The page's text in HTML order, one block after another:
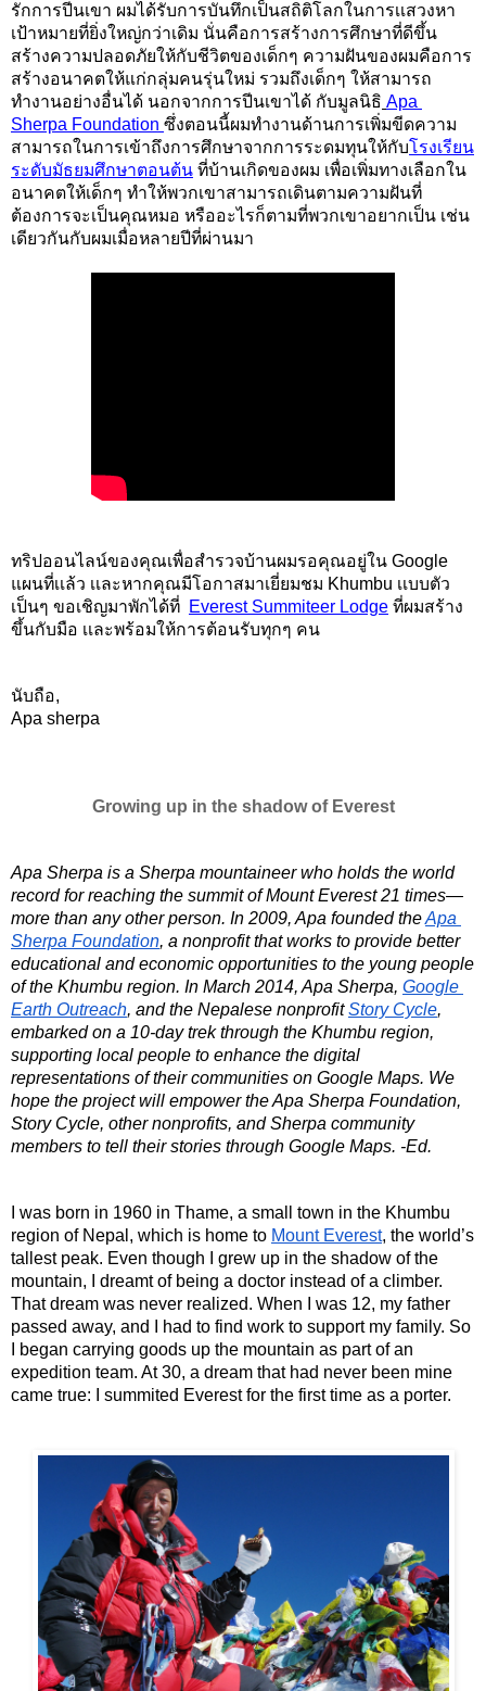
รักการปีนเขา ผมได้รับการบันทึกเป็นสถิติโลกในการเเสวงหา
เป้าหมายที่ยิ่งใหญ่กว่าเดิม นั่นคือการสร้างการศึกษาที่ดีขึ้น
สร้างความปลอดภัยให้กับชีวิตของเด็กๆ ความฝันของผมคือการ
สร้างอนาคตให้แก่กลุ่มคนรุ่นใหม่ รวมถึงเด็กๆ ให้สามารถ
ทำงานอย่างอื่นได้ นอกจากการปีนเขาได้ กับมูลนิธิ Apa
Sherpa Foundation ซึ่งตอนนี้ผมทำงานด้านการเพิ่มขีดความ
สามารถในการเข้าถึงการศึกษาจากการระดมทุนให้กับโรงเรียน
ระดับมัธยมศึกษาตอนต้น ที่บ้านเกิดของผม เพื่อเพิ่มทางเลือกใน
อนาคตให้เด็กๆ ทำให้พวกเขาสามารถเดินตามความฝันที่
ต้องการจะเป็นคุณหมอ หรืออะไรก็ตามที่พวกเขาอยากเป็น เช่น
เดียวกันกับผมเมื่อหลายปีที่ผ่านมา
ทริปออนไลน์ของคุณเพื่อสำรวจบ้านผมรอคุณอยู่ใน Google
แผนที่เเล้ว เเละหากคุณมีโอกาสมาเยี่ยมชม Khumbu เเบบตัว
เป็นๆ ขอเชิญมาพักได้ที่ Everest Summiteer Lodge ที่ผมสร้าง
ขึ้นกับมือ เเละพร้อมให้การต้อนรับทุกๆ คน
นับถือ,
Apa sherpa
Growing up in the shadow of Everest
Apa Sherpa is a Sherpa mountaineer who holds the world
record for reaching the summit of Mount Everest 21 times—
more than any other person. In 2009, Apa founded the Apa
Sherpa Foundation, a nonprofit that works to provide better
educational and economic opportunities to the young people
of the Khumbu region. In March 2014, Apa Sherpa, Google
Earth Outreach, and the Nepalese nonprofit Story Cycle,
embarked on a 10-day trek through the Khumbu region,
supporting local people to enhance the digital
representations of their communities on Google Maps. We
hope the project will empower the Apa Sherpa Foundation,
Story Cycle, other nonprofits, and Sherpa community
members to tell their stories through Google Maps. -Ed.
I was born in 1960 in Thame, a small town in the Khumbu
region of Nepal, which is home to Mount Everest, the world’s
tallest peak. Even though I grew up in the shadow of the
mountain, I dreamt of being a doctor instead of a climber.
That dream was never realized. When I was 12, my father
passed away, and I had to find work to support my family. So
I began carrying goods up the mountain as part of an
expedition team. At 30, a dream that had never been mine
came true: I summited Everest for the first time as a porter.